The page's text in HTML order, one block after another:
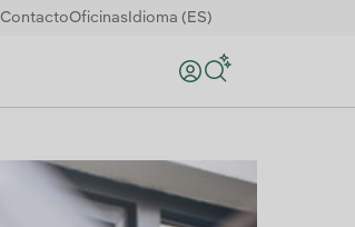
ContactoOficinas Idioma (ES)
Buscar